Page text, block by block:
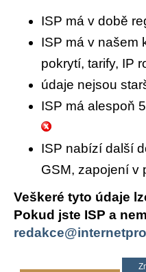
ISP má v době
ISP má v našem
pokrytí, tarify, IP
údaje nejsou
ISP má alespoň
ISP nabízí další
GSM, zapojení v
Veškeré tyto údaje
Pokud jste ISP a